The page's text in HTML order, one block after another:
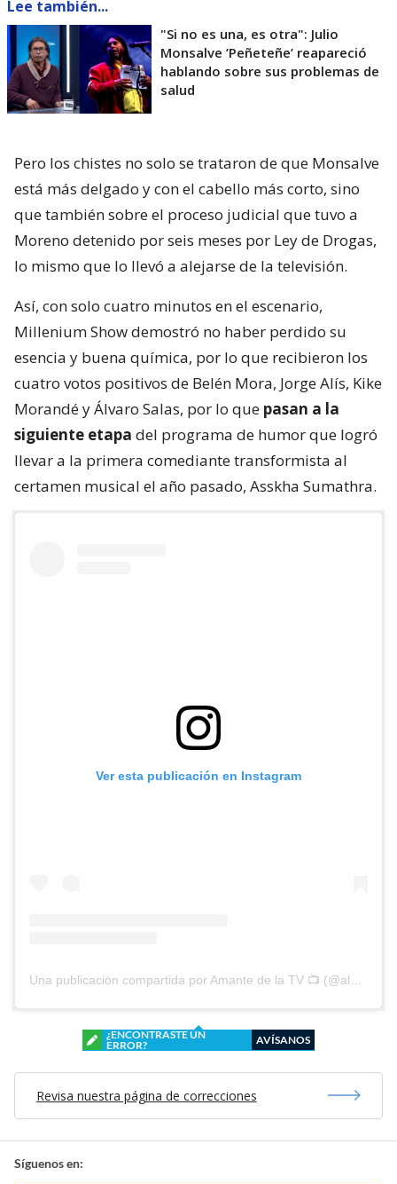
Lee también...
"Si no es una, es otra": Julio
Monsalve ’Peñeteñe’ reapareció
hablando sobre sus problemas de
salud
Pero los chistes no solo se trataron de que Monsalve
está más delgado y con el cabello más corto, sino
que también sobre el proceso judicial que tuvo a
Moreno detenido por seis meses por Ley de Drogas,
lo mismo que lo llevó a alejarse de la televisión.
Así, con solo cuatro minutos en el escenario,
Millenium Show demostró no haber perdido su
esencia y buena química, por lo que recibieron los
cuatro votos positivos de Belén Mora, Jorge Alís, Kike
Morandé y Álvaro Salas, por lo que pasan a la
siguiente etapa del programa de humor que logró
llevar a la primera comediante transformista al
certamen musical el año pasado, Asskha Sumathra.
Ver esta publicación en Instagram
¿ENCONTRASTE UN
ERROR?
AVÍSANOS
Revisa nuestra página de correcciones
Síguenos en: